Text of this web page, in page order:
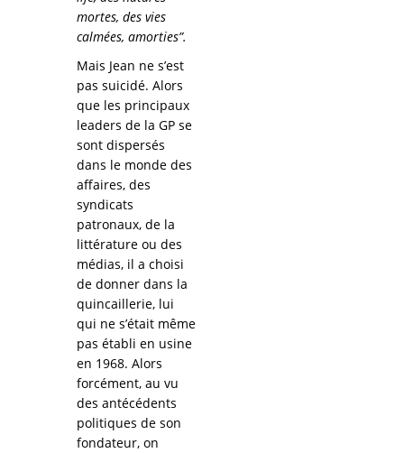
mortes, des vies
calmées, amorties”.
Mais Jean ne s’est
pas suicidé. Alors
que les principaux
leaders de la GP se
sont dispersés
dans le monde des
affaires, des
syndicats
patronaux, de la
littérature ou des
médias, il a choisi
de donner dans la
quincaillerie, lui
qui ne s’était même
pas établi en usine
en 1968. Alors
forcément, au vu
des antécédents
politiques de son
fondateur, on